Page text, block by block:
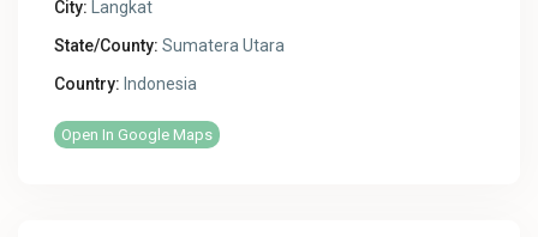
City:
Langkat
State/County: Sumatera Utara
Country: Indonesia
Open In Google Maps